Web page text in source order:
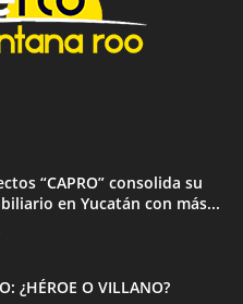
“CAPRO” consolida su
en Yucatán con más...
¿HÉROE O VILLANO?